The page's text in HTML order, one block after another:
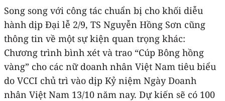
Song song với công tác chuẩn bị cho khối diễu
hành dịp Đại lễ 2/9, TS Nguyễn Hồng Sơn cũng
thông tin về một sự kiện quan trọng khác:
Chương trình bình xét và trao “Cúp Bông hồng
vàng” cho các nữ doanh nhân Việt Nam tiêu biểu
do VCCI chủ trì vào dịp Kỷ niệm Ngày Doanh
nhân Việt Nam 13/10 năm nay. Dự kiến sẽ có 100